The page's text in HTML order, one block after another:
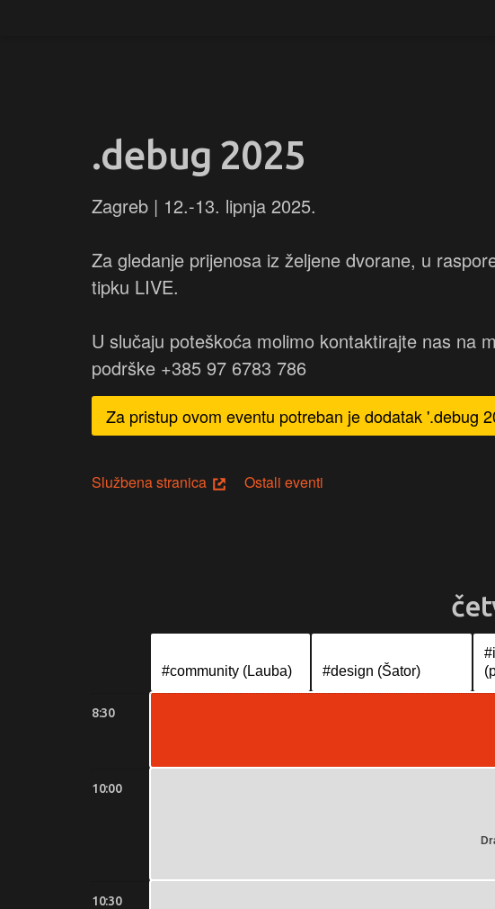
.debug 2025
Zagreb | 12.-13. lipnja 2025.
Za gledanje prijenosa iz željene dvorane, u
tipku LIVE.
U slučaju poteškoća molimo kontaktirajte nas na
podrške +385 97 6783 786
Za pristup ovom eventu potreban je dodatak '.debug
Službena stranica Ostali eventi
#community (Lauba) #design (Šator)
8:30
10:00
10:30